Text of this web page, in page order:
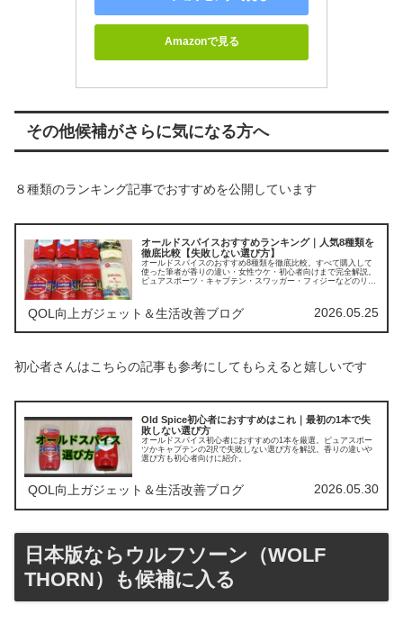
Amazonで見る
その他候補がさらに気になる方へ
８種類のランキング記事でおすすめを公開しています
オールドスパイスおすすめランキング｜人気8種類を
徹底比較【失敗しない選び方】
オールドスパイスのおすすめ8種類を徹底比較。すべて購入して
使った筆者が香りの違い・女性ウケ・初心者向けまで完全解説。
ピュアスポーツ・キャプテン・スワッガー・フィジーなどのリア
QOL向上ガジェット＆生活改善ブログ 2026.05.25
初心者さんはこちらの記事も参考にしてもらえると嬉しいです
Old Spice初心者におすすめはこれ｜最初の1本で失
敗しない選び方
オールドスパイス初心者におすすめの1本を厳選。ピュアスポー
ツかキャプテンの2択で失敗しない選び方を解説。香りの違いや
選び方も初心者向けに紹介。
QOL向上ガジェット＆生活改善ブログ 2026.05.30
日本版ならウルフソーン（WOLF
THORN）も候補に入る